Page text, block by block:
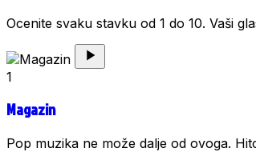
Ocenite svaku stavku od 1 do 10. Vaši
1
Magazin
Pop muzika ne može dalje od ovoga.